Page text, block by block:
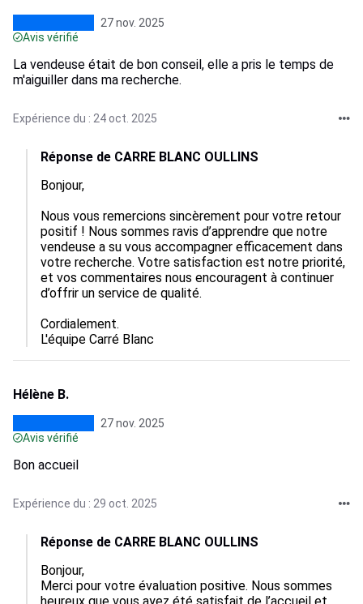
27 nov. 2025
Avis vérifié
La vendeuse était de bon conseil, elle a pris le temps de
m'aiguiller dans ma recherche.
Expérience du : 24 oct. 2025
Réponse de CARRE BLANC OULLINS
Bonjour,
Nous vous remercions sincèrement pour votre retour
positif ! Nous sommes ravis d’apprendre que notre
vendeuse a su vous accompagner efficacement dans
votre recherche. Votre satisfaction est notre priorité,
et vos commentaires nous encouragent à continuer
d’offrir un service de qualité.
Cordialement.
L'équipe Carré Blanc
Hélène B.
27 nov. 2025
Avis vérifié
Bon accueil
Expérience du : 29 oct. 2025
Réponse de CARRE BLANC OULLINS
Bonjour,
Merci pour votre évaluation positive. Nous sommes
heureux que vous ayez été satisfait de l’accueil et